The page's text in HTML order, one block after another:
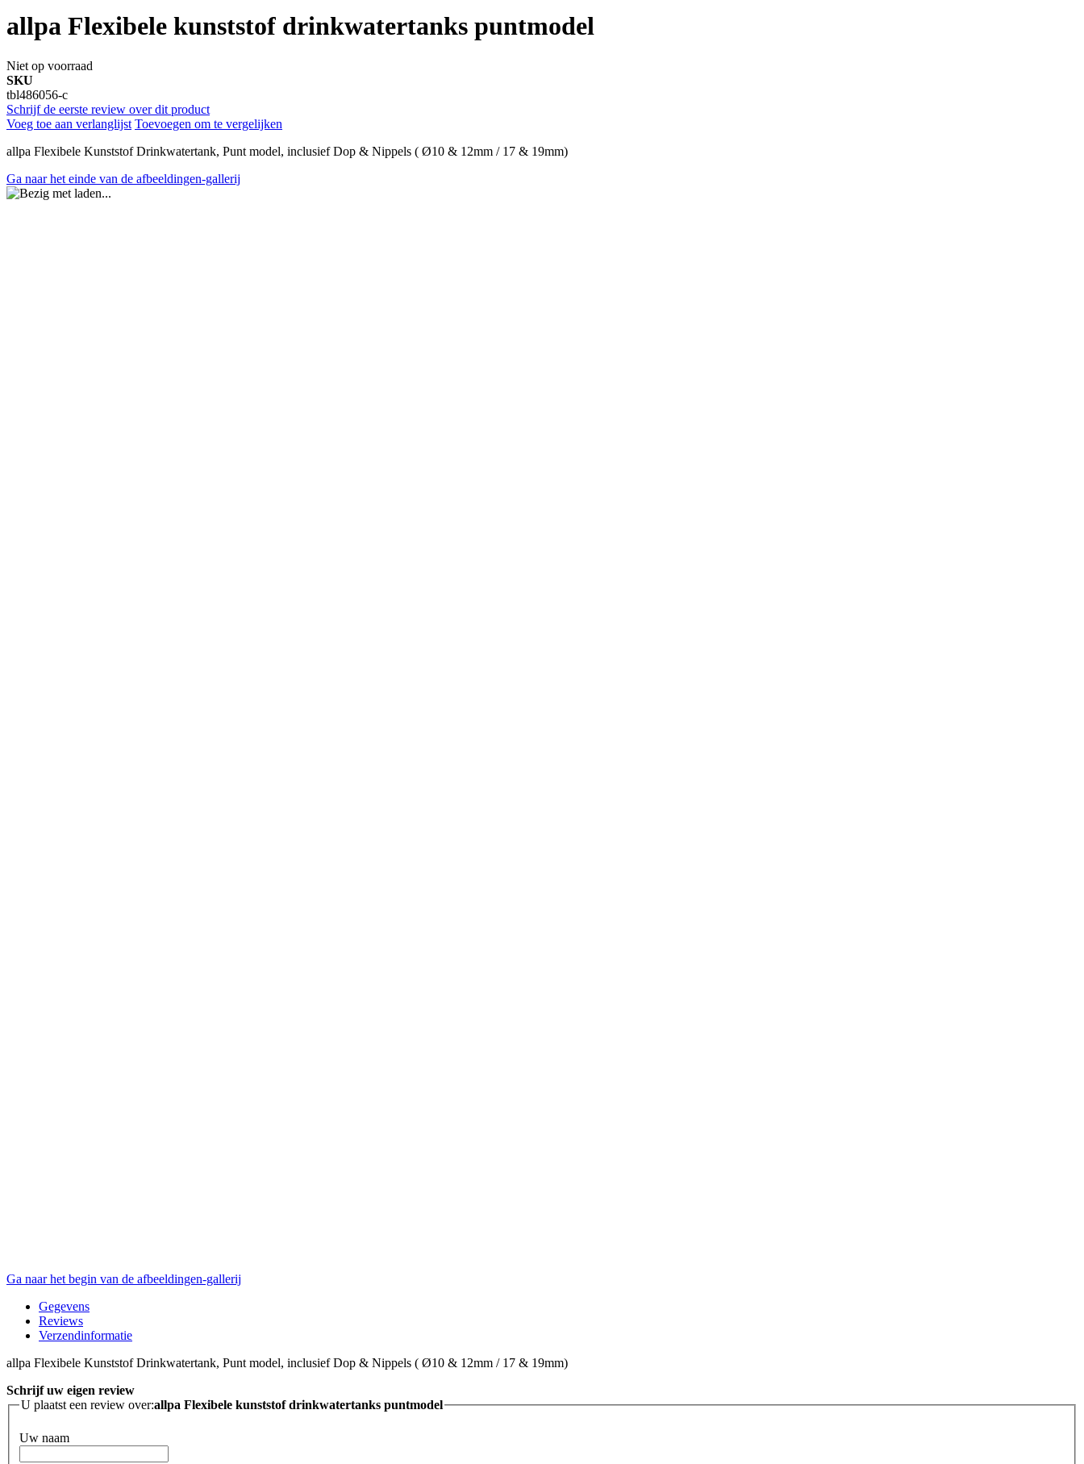
allpa Flexibele kunststof drinkwatertanks puntmodel
Niet op voorraad
SKU
tbl486056-c
Schrijf de eerste review over dit product
Voeg toe aan verlanglijst Toevoegen om te vergelijken
allpa Flexibele Kunststof Drinkwatertank, Punt model, inclusief Dop & Nippels ( Ø10 & 12mm / 17 & 19mm)
Ga naar het einde van de afbeeldingen-gallerij
Ga naar het begin van de afbeeldingen-gallerij
Gegevens
Reviews
Verzendinformatie
allpa Flexibele Kunststof Drinkwatertank, Punt model, inclusief Dop & Nippels ( Ø10 & 12mm / 17 & 19mm)
Schrijf uw eigen review
U plaatst een review over:allpa Flexibele kunststof drinkwatertanks puntmodel
Uw naam